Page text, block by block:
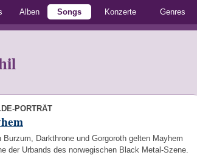
Alben Songs Konzerte Genres
PORTRÄT
Burzum, Darkthrone und Gorgoroth gelten Mayhem
der Urbands des norwegischen Black Metal-Szene.